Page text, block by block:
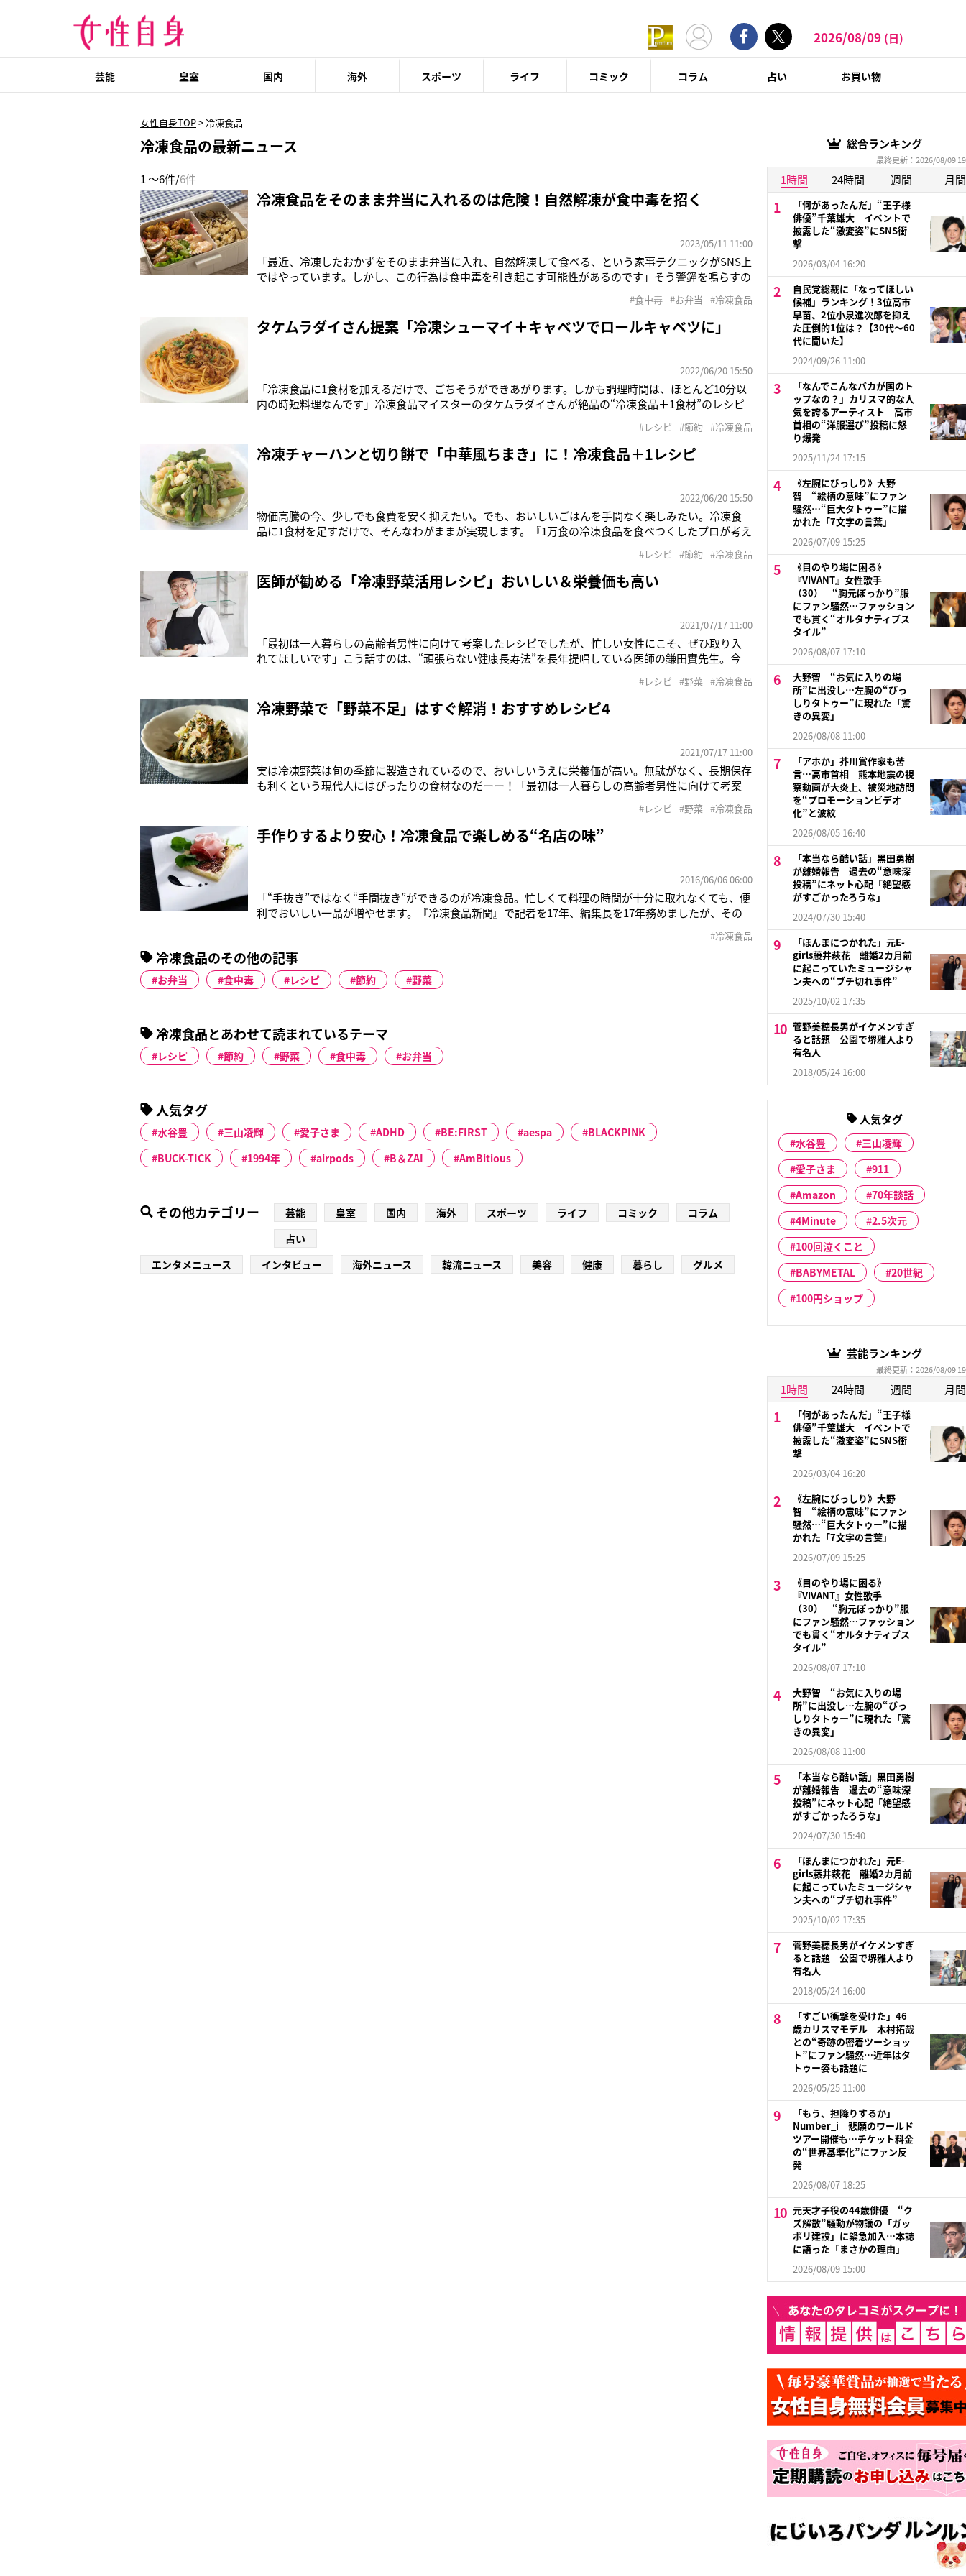
2026/08/09 (日)
芸能 皇室 国内 海外 スポーツ ライフ コミック コラム 占い お買い物
女性自身TOP>冷凍食品
冷凍食品の最新ニュース
1 ～6件/6件
冷凍食品をそのまま弁当に入れるのは危険！自然解凍が食中毒を招く
2023/05/11 11:00
「最近、冷凍したおかずをそのまま弁当に入れ、自然解凍して食べる、という家事テクニックがSNS上
ではやっています。しかし、この行為は食中毒を引き起こす可能性があるのです」そう警鐘を鳴らすの
にもなると人気があります。それをまねるのか、自家製の冷凍おかずや自然解凍OKとはうたっていな
い冷凍食品を、保冷剤代わりに凍
#食中毒 #お弁当 #冷凍食品
タケムラダイさん提案「冷凍シューマイ＋キャベツでロールキャベツに」
2022/06/20 15:50
「冷凍食品に1食材を加えるだけで、ごちそうができあがります。しかも調理時間は、ほとんど10分以
内の時短料理なんです」冷凍食品マイスターのタケムラダイさんが絶品の“冷凍食品＋1食材”のレシピ
し、残りを保存することができます。急速冷凍の技術も進み、おいしさ、栄養は向上しているのに、価
格は手ごろです。冷食を“下味
#レシピ #節約 #冷凍食品
冷凍チャーハンと切り餅で「中華風ちまき」に！冷凍食品＋1レシピ
2022/06/20 15:50
物価高騰の今、少しでも食費を安く抑えたい。でも、おいしいごはんを手間なく楽しみたい。冷凍食
品に1食材を足すだけで、そんなわがままが実現します。『1万食の冷凍食品を食べつくしたプロが考え
食品マイスターのタケムラダイさんが、冷凍食品を劇的においしくするレシピを教えてくれた。■海と
農園のマリネ冷凍シーフー
#レシピ #節約 #冷凍食品
医師が勧める「冷凍野菜活用レシピ」おいしい＆栄養価も高い
2021/07/17 11:00
「最初は一人暮らしの高齢者男性に向けて考案したレシピでしたが、忙しい女性にこそ、ぜひ取り入
れてほしいです」こう話すのは、“頑張らない健康長寿法”を長年提唱している医師の鎌田實先生。今
災した単身高齢者の方を訪問していたときに、サバ缶を開けて食べているのを見たのです。サバ缶は栄
養価が高くておすすめなのですが、サバ
#レシピ #野菜 #冷凍食品
冷凍野菜で「野菜不足」はすぐ解消！おすすめレシピ4
2021/07/17 11:00
実は冷凍野菜は旬の季節に製造されているので、おいしいうえに栄養価が高い。無駄がなく、長期保存
も利くという現代人にはぴったりの食材なのだーー！「最初は一人暮らしの高齢者男性に向けて考案
康長寿法”を長年提唱している医師の鎌田實先生。今回、鎌田先生が新しく提案するのは冷凍野菜を使
った「健康手抜きごはん」だ。現代女
#レシピ #野菜 #冷凍食品
手作りするより安心！冷凍食品で楽しめる“名店の味”
2016/06/06 06:00
「“手抜き”ではなく“手間抜き”ができるのが冷凍食品。忙しくて料理の時間が十分に取れなくても、便
利でおいしい一品が増やせます。『冷凍食品新聞』で記者を17年、編集長を17年務めましたが、その
（58）。そこで、自らも“ほぼ毎日、
#冷凍食品
冷凍食品のその他の記事
お弁当 食中毒 レシピ 節約 野菜
冷凍食品とあわせて読まれているテーマ
レシピ 節約 野菜 食中毒 お弁当
人気タグ
水谷豊 三山凌輝 愛子さま ADHD BE:FIRST aespa
BLACKPINK
BUCK-TICK
1994年 airpods B＆ZAI AmBitious
その他カテゴリー 芸能 皇室 国内 海外 スポーツ ライフ コミック
コラム
占い
エンタメニュース
インタビュー 海外ニュース 韓流ニュース 美容 健康 暮らし グルメ
総合ランキング
最終更新：2026/08/09
1時間 24時間 週間 月間
「何があったんだ」“王子様
俳優”千葉雄大 イベントで
披露した“激変姿”にSNS衝
撃
2026/03/04 16:20
自民党総裁に「なってほしい
候補」ランキング！3位高市
早苗、2位小泉進次郎を抑え
た圧倒的1位は？【30代〜60
代に聞いた】
2024/09/26 11:00
「なんでこんなバカが国のト
ップなの？」カリスマ的な人
気を誇るアーティスト 高市
首相の“洋服選び”投稿に怒
り爆発
2025/11/24 17:15
《左腕にびっしり》大野
智 “絵柄の意味”にファン
騒然…“巨大タトゥー”に描
かれた「7文字の言葉」
2026/07/09 15:25
《目のやり場に困る》
『VIVANT』女性歌手
（30） “胸元ぽっかり”服
にファン騒然…ファッション
でも貫く“オルタナティブス
タイル”
2026/08/07 17:10
大野智 “お気に入りの場
所”に出没し…左腕の“びっ
しりタトゥー”に現れた「驚
きの異変」
2026/08/08 11:00
「アホか」芥川賞作家も苦
言…高市首相 熊本地震の視
察動画が大炎上、被災地訪問
を“プロモーションビデオ
化”と波紋
2026/08/05 16:40
「本当なら酷い話」黒田勇樹
が離婚報告 過去の“意味深
投稿”にネット心配「絶望感
がすごかったろうな」
2024/07/30 15:40
「ほんまにつかれた」元E-
girls藤井萩花 離婚2カ月前
に起こっていたミュージシャ
ン夫への“ブチ切れ事件”
2025/10/02 17:35
菅野美穂長男がイケメンすぎ
ると話題 公園で堺雅人より
有名人
2018/05/24 16:00
人気タグ
水谷豊
三山凌輝
愛子さま
911
Amazon
70年談話
4Minute
2.5次元
100回泣くこと
BABYMETAL
20世紀
100円ショップ
芸能ランキング
最終更新：2026/08/09
1時間 24時間 週間 月間
「何があったんだ」“王子様
俳優”千葉雄大 イベントで
披露した“激変姿”にSNS衝
撃
2026/03/04 16:20
《左腕にびっしり》大野
智 “絵柄の意味”にファン
騒然…“巨大タトゥー”に描
かれた「7文字の言葉」
2026/07/09 15:25
《目のやり場に困る》
『VIVANT』女性歌手
（30） “胸元ぽっかり”服
にファン騒然…ファッション
でも貫く“オルタナティブス
タイル”
2026/08/07 17:10
大野智 “お気に入りの場
所”に出没し…左腕の“びっ
しりタトゥー”に現れた「驚
きの異変」
2026/08/08 11:00
「本当なら酷い話」黒田勇樹
が離婚報告 過去の“意味深
投稿”にネット心配「絶望感
がすごかったろうな」
2024/07/30 15:40
「ほんまにつかれた」元E-
girls藤井萩花 離婚2カ月前
に起こっていたミュージシャ
ン夫への“ブチ切れ事件”
2025/10/02 17:35
菅野美穂長男がイケメンすぎ
ると話題 公園で堺雅人より
有名人
2018/05/24 16:00
「すごい衝撃を受けた」46
歳カリスマモデル 木村拓哉
との“奇跡の密着ツーショッ
ト”にファン騒然…近年はタ
トゥー姿も話題に
2026/05/25 11:00
「もう、担降りするか」
Number_i 悲願のワールド
ツアー開催も…チケット料金
の“世界基準化”にファン反
発
2026/08/07 18:25
元天才子役の44歳俳優 “ク
ズ解散”騒動が物議の「ガッ
ポリ建設」に緊急加入…本誌
に語った「まさかの理由」
2026/08/09 15:00